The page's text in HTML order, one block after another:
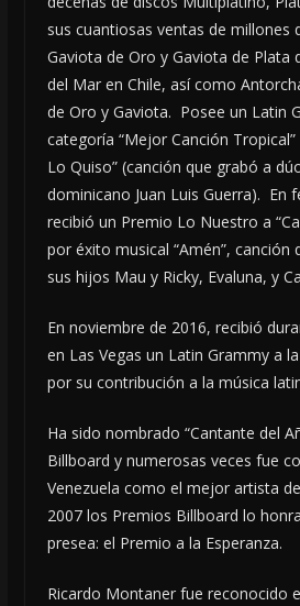
sus cuantiosas ventas de millones
Gaviota de Oro y Gaviota de Plata
del Mar en Chile, así como
de Oro y Gaviota. Posee un Latin
categoría “Mejor Canción
Lo Quiso” (canción que grabó a
dominicano Juan Luis Guerra). En
recibió un Premio Lo Nuestro a
por éxito musical “Amén”, canción
sus hijos Mau y Ricky, Evaluna, y
En noviembre de 2016, recibió
en Las Vegas un Latin Grammy a
por su contribución a la música
Ha sido nombrado “Cantante del
Billboard y numerosas veces fue
Venezuela como el mejor artista
2007 los Premios Billboard lo
presea: el Premio a la Esperanza.
Ricardo Montaner fue reconocido